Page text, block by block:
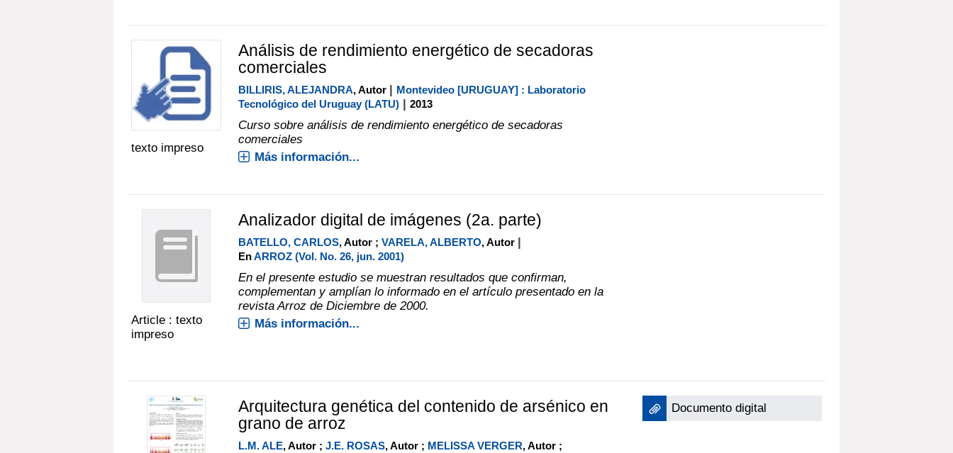
texto impreso
Análisis de rendimiento energético de secadoras
comerciales
BILLIRIS, ALEJANDRA, Autor | Montevideo [URUGUAY] : Laboratorio
Tecnológico del Uruguay (LATU)| 2013
Curso sobre análisis de rendimiento energético de secadoras
comerciales
Más información...
Article : texto
impreso
Analizador digital de imágenes (2a. parte)
BATELLO, CARLOS, Autor ; VARELA, ALBERTO, Autor
EnARROZ (Vol. No. 26, jun. 2001)
En el presente estudio se muestran resultados que confirman,
complementan y amplían lo informado en el artículo presentado en la
revista Arroz de Diciembre de 2000.
Más información...
Arquitectura genética del contenido de arsénico en
grano de arroz
L.M. ALE, Autor ; J.E. ROSAS, Autor ; MELISSA VERGER, Autor ;
Documento digital